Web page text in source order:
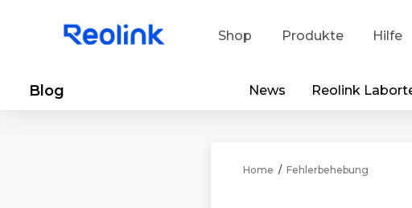
Shop Produkte Hilfe
Blog News Reolink
Home / Fehlerbehebung